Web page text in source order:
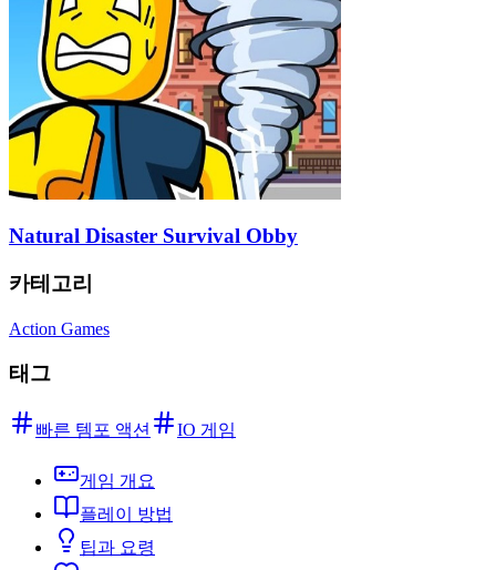
Natural Disaster Survival Obby
카테고리
Action Games
태그
빠른 템포 액션 IO 게임
게임 개요
플레이 방법
팁과 요령